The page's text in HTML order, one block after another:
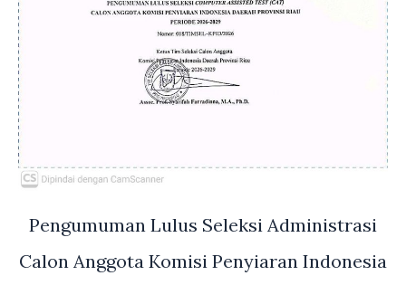
Pengumuman Lulus Seleksi Administrasi
Calon Anggota Komisi Penyiaran Indonesia